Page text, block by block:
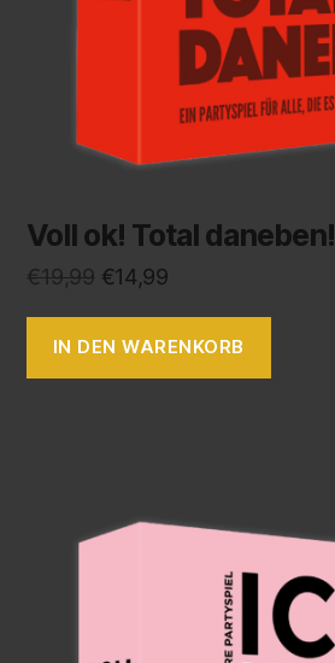
Voll ok! Total daneben!
€19,99 €14,99
IN DEN WARENKORB